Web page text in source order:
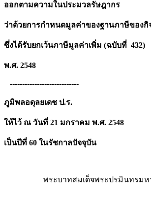
ออกตามความในประมวลรัษฎากร
ว่าด้วยการกำหนดมูลค่าของฐานภาษีของกิ
ซึ่งได้รับยกเว้นภาษีมูลค่าเพิ่ม (ฉบับที่ 432)
พ.ศ. 2548
----------------------------
ภูมิพลอดุลยเดช ป.ร.
ให้ไว้ ณ วันที่ 21 มกราคม พ.ศ. 2548
เป็นปีที่ 60 ในรัชกาลปัจจุบัน
พระบาทสมเด็จพระปรมินทรมหาภูมิพ